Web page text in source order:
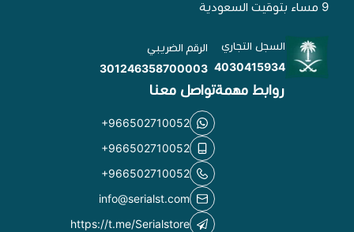
9 مساء بتوقيت السعودية
السجل التجاري
4030415934
الرقم الضريبي
301246358700003
روابط مهمةتواصل معنا
+966502710052
+966502710052
+966502710052
info@serialst.com
https://t.me/Serialstore